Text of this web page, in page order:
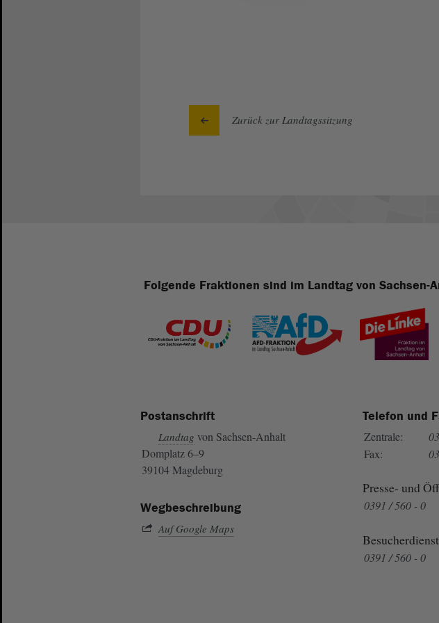
Zurück zur Landtagssitzung
Folgende Fraktionen sind im Landtag von Sachsen-
Postanschrift
Landtag von Sachsen-Anhalt
Domplatz 6–9
39104 Magdeburg
Wegbeschreibung
Auf Google Maps
Telefon und
Zentrale:
Fax:
Presse- und
0391 / 560 - 0
Besucherdienst
0391 / 560 - 0